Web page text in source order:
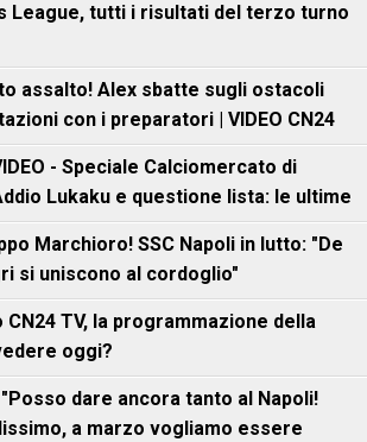
League, tutti i risultati del terzo turno
assalto! Alex sbatte sugli ostacoli
con i preparatori | VIDEO CN24
- Speciale Calciomercato di
Lukaku e questione lista: le ultime
Marchioro! SSC Napoli in lutto: "De
si uniscono al cordoglio"
CN24 TV, la programmazione della
oggi?
dare ancora tanto al Napoli!
a marzo vogliamo essere